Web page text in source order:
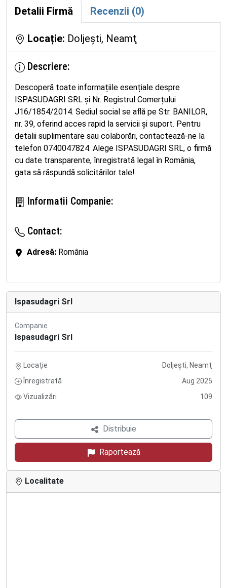
Detalii Firmă Recenzii (0)
Locație: Doljeşti, Neamţ
Descriere:
Descoperă toate informațiile esențiale despre
ISPASUDAGRI SRL și Nr. Registrul Comerțului
J16/1854/2014. Sediul social se află pe Str. BANILOR,
nr. 39, oferind acces rapid la servicii și suport. Pentru
detalii suplimentare sau colaborări, contactează-ne la
telefon 0740047824. Alege ISPASUDAGRI SRL, o firmă
cu date transparente, înregistrată legal în România,
gata să răspundă solicitărilor tale!
Informatii Companie:
Contact:
Adresă: România
Ispasudagri Srl
Companie
Ispasudagri Srl
Locație
Doljeşti, Neamţ
Înregistrată
Aug 2025
Vizualizări
109
Distribuie
Raportează
Localitate